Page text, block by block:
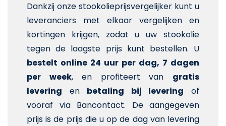
Dankzij onze stookolieprijsvergelijker kunt u
leveranciers met elkaar vergelijken en
kortingen krijgen, zodat u uw stookolie
tegen de laagste prijs kunt bestellen. U
bestelt online 24 uur per dag, 7 dagen
per week, en profiteert van gratis
levering en betaling bij levering of
vooraf via Bancontact. De aangegeven
prijs is de prijs die u op de dag van levering